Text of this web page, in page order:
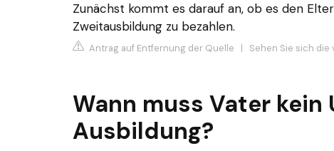
Zunächst kommt es darauf an, ob es den
Zweitausbildung zu bezahlen.
Antrag auf Entfernung der Quelle | Sehen Sie sich
Wann muss Vater
Ausbildung?